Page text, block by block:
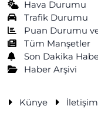
Hava Durumu
Trafik Durumu
Puan Durumu
Tüm Manşetler
Son Dakika
Haber Arşivi
Künye İletişim